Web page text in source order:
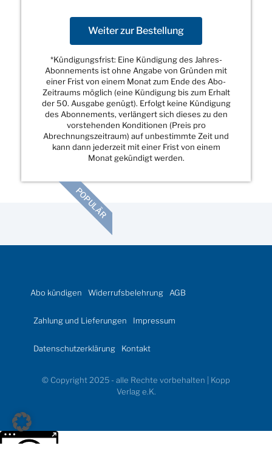
Weiter zur Bestellung
*Kündigungsfrist: Eine Kündigung des Jahres-
Abonnements ist ohne Angabe von Gründen mit
einer Frist von einem Monat zum Ende des Abo-
Zeitraums möglich (eine Kündigung bis zum Erhalt
der 50. Ausgabe genügt). Erfolgt keine Kündigung
des Abonnements, verlängert sich dieses zu den
vorstehenden Konditionen (Preis pro
Abrechnungszeitraum) auf unbestimmte Zeit und
kann dann jederzeit mit einer Frist von einem
Monat gekündigt werden.
POPULÄR
Abo kündigen Widerrufsbelehrung AGB
Zahlung und Lieferungen Impressum
Datenschutzerklärung Kontakt
© Copyright 2025 - alle Rechte vorbehalten | Kopp
Verlag e.K.
Weitere Informationen über den gesperrten Inhalt.